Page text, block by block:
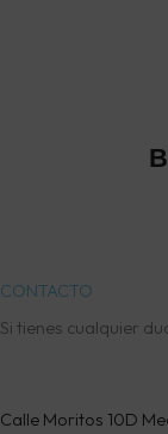
CONTACTO
Si tienes cualquier
Calle Moritos 10D